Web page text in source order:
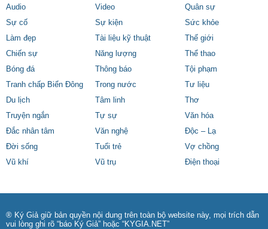
Audio
Video
Quân sự
Sự cố
Sự kiện
Sức khỏe
Làm đẹp
Tài liệu kỹ thuật
Thế giới
Chiến sự
Năng lượng
Thể thao
Bóng đá
Thông báo
Tội phạm
Tranh chấp Biển Đông
Trong nước
Tư liệu
Du lịch
Tâm linh
Thơ
Truyện ngắn
Tự sự
Văn hóa
Đắc nhân tâm
Văn nghệ
Độc – Lạ
Đời sống
Tuổi trẻ
Vợ chồng
Vũ khí
Vũ trụ Điện thoại
® Ký Giả giữ bản quyền nội dung trên toàn bộ website này, mọi trích dẫn
vui lòng ghi rõ “báo Ký Giả” hoặc “KYGIA.NET”